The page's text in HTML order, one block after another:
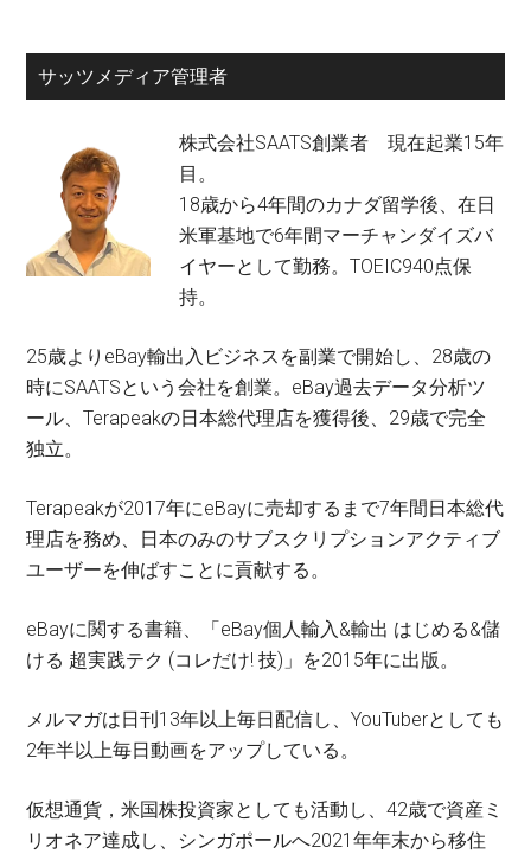
サッツメディア管理者
株式会社SAATS創業者 現在起業15年
目。
18歳から4年間のカナダ留学後、在日
米軍基地で6年間マーチャンダイズバ
イヤーとして勤務。TOEIC940点保
持。
25歳よりeBay輸出入ビジネスを副業で開始し、28歳の
時にSAATSという会社を創業。eBay過去データ分析ツ
ール、Terapeakの日本総代理店を獲得後、29歳で完全
独立。
Terapeakが2017年にeBayに売却するまで7年間日本総代
理店を務め、日本のみのサブスクリプションアクティブ
ユーザーを伸ばすことに貢献する。
eBayに関する書籍、「eBay個人輸入&輸出 はじめる&儲
ける 超実践テク (コレだけ! 技)」を2015年に出版。
メルマガは日刊13年以上毎日配信し、YouTuberとしても
2年半以上毎日動画をアップしている。
仮想通貨，米国株投資家としても活動し、42歳で資産ミ
リオネア達成し、シンガポールへ2021年年末から移住